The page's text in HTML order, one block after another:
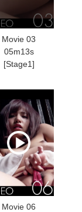
Movie 03
05m13s
[Stage1]
Movie 06